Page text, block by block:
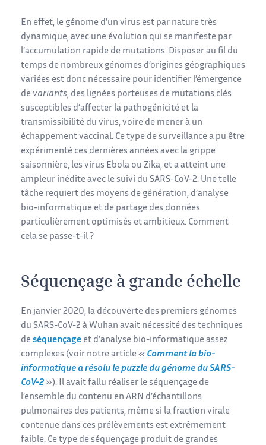
En effet, le génome d’un virus est par nature très
dynamique, avec une évolution qui se manifeste par
l’accumulation rapide de mutations. Disposer au fil du
temps de nombreux génomes d’origines géographiques
variées est donc nécessaire pour identifier l’émergence
de variants, des lignées porteuses de mutations clés
susceptibles d’affecter la pathogénicité et la
transmissibilité du virus, voire de mener à un
échappement vaccinal. Ce type de surveillance a pu être
expérimenté ces dernières années avec la grippe
saisonnière, les virus Ebola ou Zika, et a atteint une
ampleur inédite avec le suivi du SARS-CoV-2. Une telle
tâche requiert des moyens de génération, d’analyse
bio-informatique et de partage des données
particulièrement optimisés et ambitieux. Comment
cela se passe-t-il ?
Séquençage à grande échelle
En janvier 2020, la découverte des premiers génomes
du SARS-CoV-2 à Wuhan avait nécessité des techniques
de séquençage et d’analyse bio-informatique assez
complexes (voir notre article « Comment la bio-
informatique a résolu le puzzle du génome du SARS-
CoV-2 »). Il avait fallu réaliser le séquençage de
l’ensemble du contenu en ARN d’échantillons
pulmonaires des patients, même si la fraction virale
contenue dans ces prélèvements est extrêmement
faible. Ce type de séquençage produit de grandes